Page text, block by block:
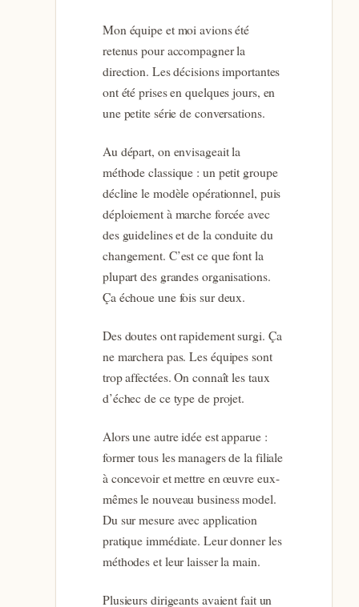
Mon équipe et moi avions été
retenus pour accompagner la
direction. Les décisions importantes
ont été prises en quelques jours, en
une petite série de conversations.
Au départ, on envisageait la
méthode classique : un petit groupe
décline le modèle opérationnel, puis
déploiement à marche forcée avec
des guidelines et de la conduite du
changement. C’est ce que font la
plupart des grandes organisations.
Ça échoue une fois sur deux.
Des doutes ont rapidement surgi. Ça
ne marchera pas. Les équipes sont
trop affectées. On connaît les taux
d’échec de ce type de projet.
Alors une autre idée est apparue :
former tous les managers de la filiale
à concevoir et mettre en œuvre eux-
mêmes le nouveau business model.
Du sur mesure avec application
pratique immédiate. Leur donner les
méthodes et leur laisser la main.
Plusieurs dirigeants avaient fait un